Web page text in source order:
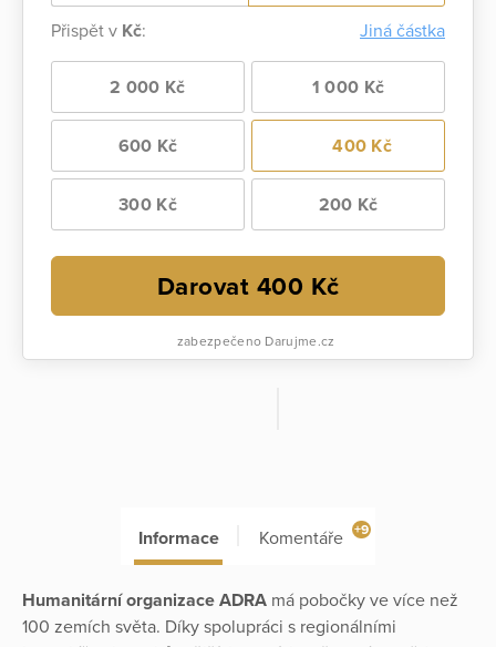
Přispět v Kč: Jiná částka
2 000 Kč 1 000 Kč
600 Kč 400 Kč
300 Kč 200 Kč
Darovat 400 Kč
zabezpečeno Darujme.cz
Informace Komentáře +9
Humanitární organizace ADRA má pobočky ve více než
100 zemích světa. Díky spolupráci s regionálními